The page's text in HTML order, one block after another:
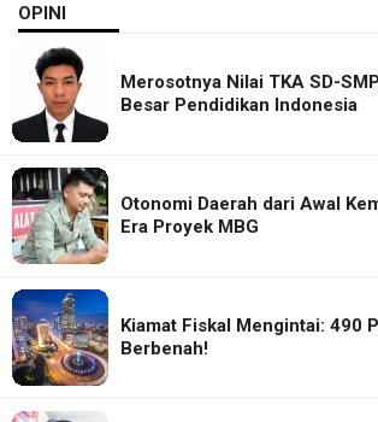
OPINI
Merosotnya Nilai TKA SD-
Besar Pendidikan Indonesia
Otonomi Daerah dari Awal
Era Proyek MBG
Kiamat Fiskal Mengintai: 490
Berbenah!